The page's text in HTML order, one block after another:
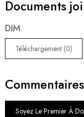
Documents
DIM
Téléchargement (0)
Commentaires
Soyez Le Premier À